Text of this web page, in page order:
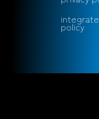
policy